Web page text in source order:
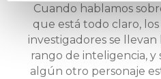
Cuando hablamos
que está todo claro,
investigadores se
rango de inteligencia, y
algún otro personaje